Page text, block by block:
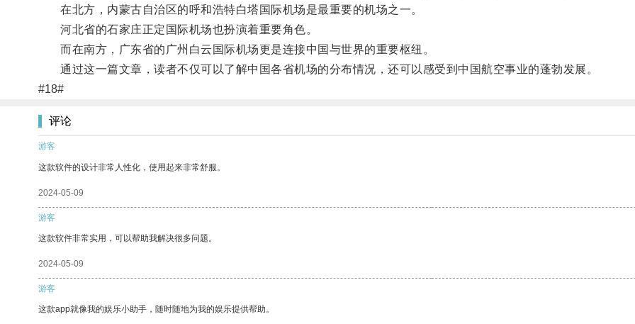
在北方，内蒙古自治区的呼和浩特白塔国际机场是最重要的机场之一。
河北省的石家庄正定国际机场也扮演着重要角色。
而在南方，广东省的广州白云国际机场更是连接中国与世界的重要枢纽。
通过这一篇文章，读者不仅可以了解中国各省机场的分布情况，还可以感受到中国航空事业的蓬勃发展。
#18#
评论
游客
这款软件的设计非常人性化，使用起来非常舒服。
2024-05-09
游客
这款软件非常实用，可以帮助我解决很多问题。
2024-05-09
游客
这款app就像我的娱乐小助手，随时随地为我的娱乐提供帮助。